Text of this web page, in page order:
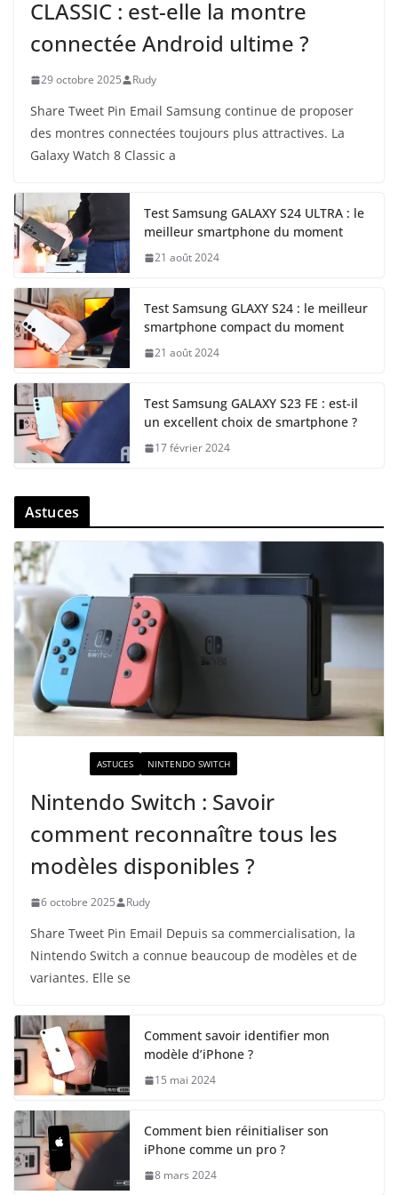
CLASSIC : est-elle la montre
connectée Android ultime ?
29 octobre 2025 Rudy
Share Tweet Pin Email Samsung continue de proposer
des montres connectées toujours plus attractives. La
Galaxy Watch 8 Classic a
Test Samsung GALAXY S24 ULTRA : le
meilleur smartphone du moment
21 août 2024
Test Samsung GLAXY S24 : le meilleur
smartphone compact du moment
21 août 2024
Test Samsung GALAXY S23 FE : est-il
un excellent choix de smartphone ?
17 février 2024
Astuces
ASTUCES NINTENDO SWITCH
Nintendo Switch : Savoir
comment reconnaître tous les
modèles disponibles ?
6 octobre 2025 Rudy
Share Tweet Pin Email Depuis sa commercialisation, la
Nintendo Switch a connue beaucoup de modèles et de
variantes. Elle se
Comment savoir identifier mon
modèle d’iPhone ?
15 mai 2024
Comment bien réinitialiser son
iPhone comme un pro ?
8 mars 2024